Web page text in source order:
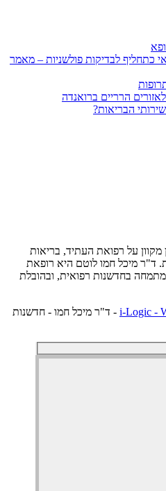
לבדיקות פולשניות – מאמר
הרריים ברואנדה
הבריאות?
על רפואת העתיד, בריאות
חמו לוטם היא רופאת
בחדשנות רפואית, ובהובלת
i-| © Copyright - ד"ר מיכל חמו - חדשנות